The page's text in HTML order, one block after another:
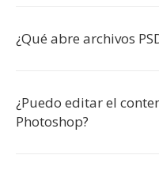
¿Qué abre archivos
¿Puedo editar el
Photoshop?